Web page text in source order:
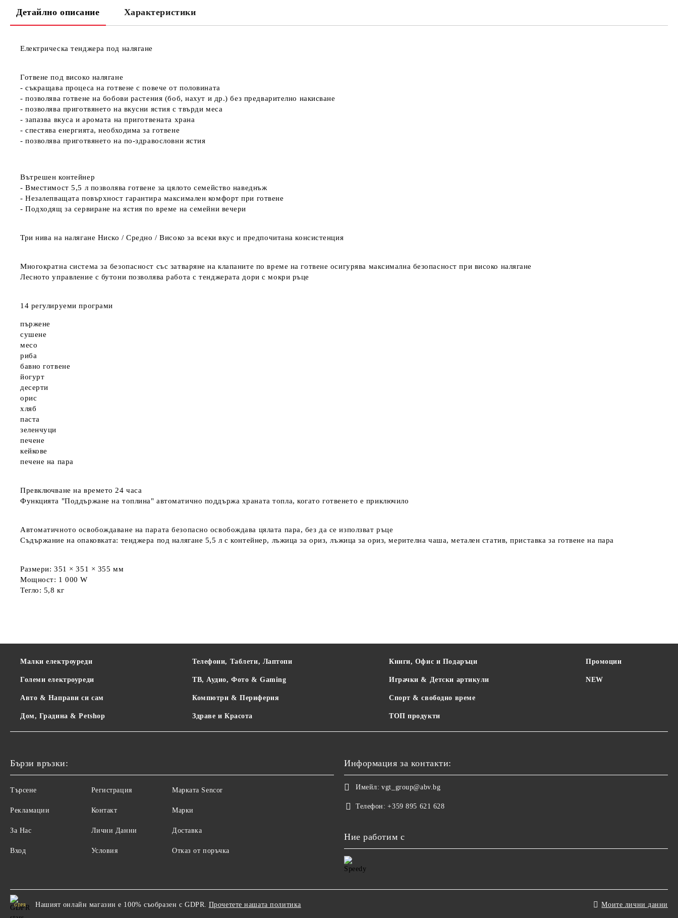
Детайлно описание Характеристики
Електрическа тенджера под налягане
Готвене под високо налягане
- съкращава процеса на готвене с повече от половината
- позволява готвене на бобови растения (боб, нахут и др.) без предварително накисване
- позволява приготвянето на вкусни ястия с твърди меса
- запазва вкуса и аромата на приготвената храна
- спестява енергията, необходима за готвене
- позволява приготвянето на по-здравословни ястия
Вътрешен контейнер
- Вместимост 5,5 л позволява готвене за цялото семейство наведнъж
- Незалепващата повърхност гарантира максимален комфорт при готвене
- Подходящ за сервиране на ястия по време на семейни вечери
Три нива на налягане Ниско / Средно / Високо за всеки вкус и предпочитана консистенция
Многократна система за безопасност със затваряне на клапаните по време на готвене осигурява максимална безопасност при високо налягане
Лесното управление с бутони позволява работа с тенджерата дори с мокри ръце
14 регулируеми програми
пържене
сушене
месо
риба
бавно готвене
йогурт
десерти
орис
хляб
паста
зеленчуци
печене
кейкове
печене на пара
Превключване на времето 24 часа
Функцията "Поддържане на топлина" автоматично поддържа храната топла, когато готвенето е приключило
Автоматичното освобождаване на парата безопасно освобождава цялата пара, без да се използват ръце
Съдържание на опаковката: тенджера под налягане 5,5 л с контейнер, лъжица за ориз, лъжица за ориз, мерителна чаша, метален статив, приставка за готвене на пара
Размери: 351 × 351 × 355 мм
Мощност: 1 000 W
Тегло: 5,8 кг
Малки електроуреди
Големи електроуреди
Авто & Направи си сам
Дом, Градина & Petshop
Телефони, Таблети, Лаптопи
ТВ, Аудио, Фото & Gaming
Компютри & Периферия
Здраве и Красота
Книги, Офис и Подаръци
Играчки & Детски артикули
Спорт & свободно време
ТОП продукти
Промоции
NEW
Бързи връзки:
Търсене
Рекламации
За Нас
Вход
Регистрация
Контакт
Лични Данни
Условия
Maрката Sencor
Марки
Доставка
Отказ от поръчка
Информация за контакти:
Имейл: vgt_group@abv.bg
Телефон: +359 895 621 628
Ние работим с
GDPR Нашият онлайн магазин е 100% съобразен с GDPR. Прочетете нашата политика Моите лични данни